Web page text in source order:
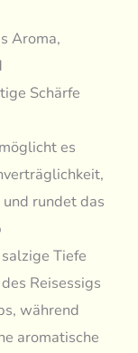
Aroma,
Schärfe
es
rundet das
Tiefe
Reisessigs
während
aromatische